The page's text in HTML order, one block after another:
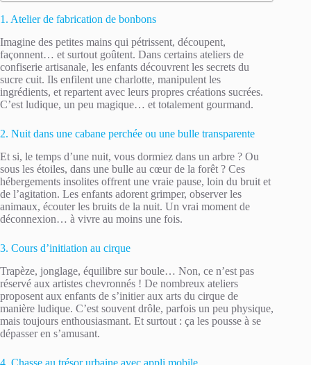
1. Atelier de fabrication de bonbons
Imagine des petites mains qui pétrissent, découpent,
façonnent… et surtout goûtent. Dans certains ateliers de
confiserie artisanale, les enfants découvrent les secrets du
sucre cuit. Ils enfilent une charlotte, manipulent les
ingrédients, et repartent avec leurs propres créations sucrées.
C’est ludique, un peu magique… et totalement gourmand.
2. Nuit dans une cabane perchée ou une bulle transparente
Et si, le temps d’une nuit, vous dormiez dans un arbre ? Ou
sous les étoiles, dans une bulle au cœur de la forêt ? Ces
hébergements insolites offrent une vraie pause, loin du bruit et
de l’agitation. Les enfants adorent grimper, observer les
animaux, écouter les bruits de la nuit. Un vrai moment de
déconnexion… à vivre au moins une fois.
3. Cours d’initiation au cirque
Trapèze, jonglage, équilibre sur boule… Non, ce n’est pas
réservé aux artistes chevronnés ! De nombreux ateliers
proposent aux enfants de s’initier aux arts du cirque de
manière ludique. C’est souvent drôle, parfois un peu physique,
mais toujours enthousiasmant. Et surtout : ça les pousse à se
dépasser en s’amusant.
4. Chasse au trésor urbaine avec appli mobile